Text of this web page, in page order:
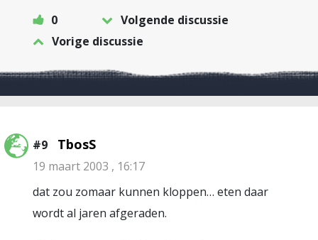
0
Volgende discussie
Vorige discussie
#9 TbosS
19 maart 2003 , 16:17
dat zou zomaar kunnen kloppen… eten daar
wordt al jaren afgeraden.